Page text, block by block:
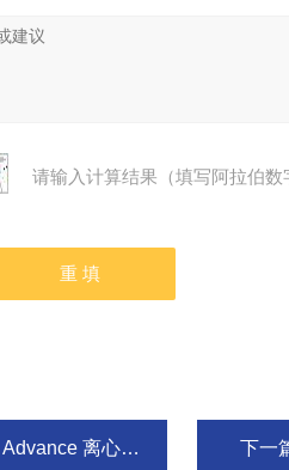
请输入计算结果（填写阿拉伯
离心浓缩管100K 下一